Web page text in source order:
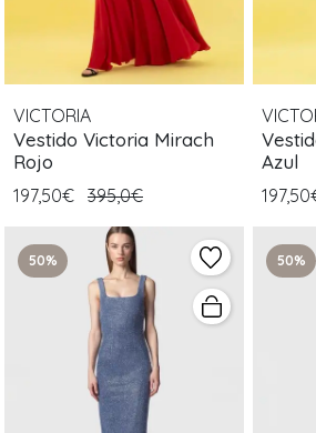
VICTORIA
Vestido Victoria Mirach
Rojo
197,50€ 395,0€
Azul
50% 50%